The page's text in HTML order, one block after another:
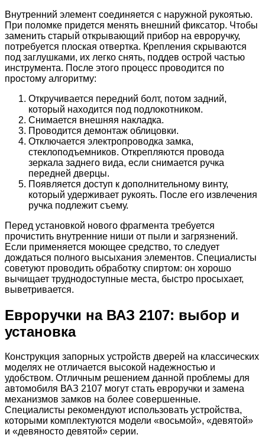
Внутренний элемент соединяется с наружной рукоятью.
При поломке придется менять внешний фиксатор. Чтобы
заменить старый открывающий прибор на евроручку,
потребуется плоская отвертка. Крепления скрываются
под заглушками, их легко снять, поддев острой частью
инструмента. После этого процесс проводится по
простому алгоритму:
Откручивается передний болт, потом задний,
который находится под подлокотником.
Снимается внешняя накладка.
Проводится демонтаж облицовки.
Отключается электропроводка замка,
стеклоподъемников. Открепляются провода
зеркала заднего вида, если снимается ручка
передней дверцы.
Появляется доступ к дополнительному винту,
который удерживает рукоять. После его извлечения
ручка подлежит съему.
Перед установкой нового фрагмента требуется
прочистить внутренние ниши от пыли и загрязнений.
Если применяется моющее средство, то следует
дождаться полного высыхания элементов. Специалисты
советуют проводить обработку спиртом: он хорошо
вычищает труднодоступные места, быстро просыхает,
выветривается.
Евроручки на ВАЗ 2107: выбор и
установка
Конструкция запорных устройств дверей на классических
моделях не отличается высокой надежностью и
удобством. Отличным решением данной проблемы для
автомобиля ВАЗ 2107 могут стать евроручки и замена
механизмов замков на более совершенные.
Специалисты рекомендуют использовать устройства,
которыми комплектуются модели «восьмой», «девятой»
и «девяносто девятой» серии.